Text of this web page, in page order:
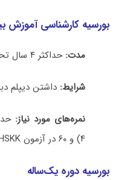
بورسیه کارشناسی آموزش
مدت: حداکثر ۴ سال تحصیلی (
شرایط: داشتن دیپلم
نمره‌های مورد نیاز:
۴) و ۶۰ در آزمون HSKK (سطح متوسط).
بورسیه دوره یک‌ساله